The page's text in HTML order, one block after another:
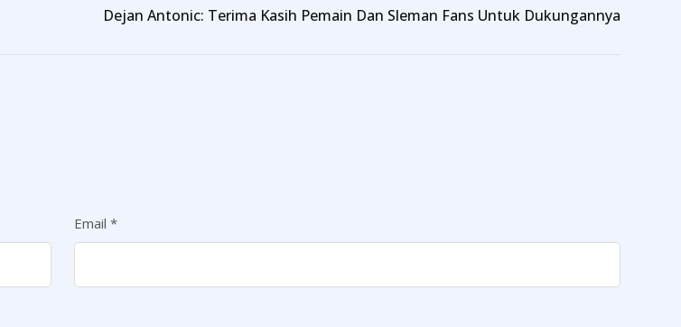
Dejan Antonic: Terima Kasih Pemain Dan Sleman Fans Untuk Dukungannya
Email *